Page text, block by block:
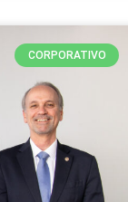
CORPORATIVO